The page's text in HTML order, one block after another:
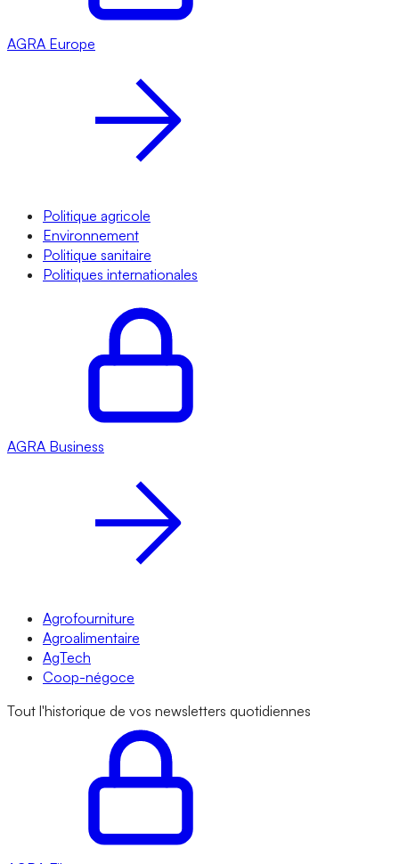
AGRA Europe
Politique agricole
Environnement
Politique sanitaire
Politiques internationales
AGRA Business
Agrofourniture
Agroalimentaire
AgTech
Coop-négoce
Tout l'historique de vos newsletters quotidiennes